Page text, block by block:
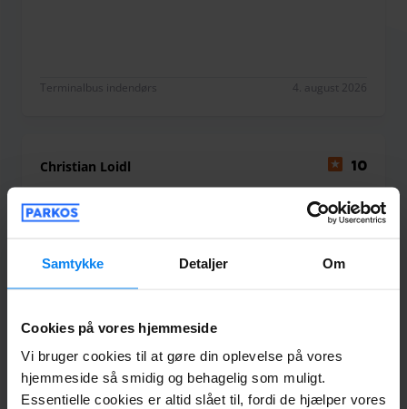
Samtykke Detaljer Om
Cookies på vores hjemmeside
Vi bruger cookies til at gøre din oplevelse på vores
hjemmeside så smidig og behagelig som muligt.
Essentielle cookies er altid slået til, fordi de hjælper vores
Terminalbus indendørs 4. august 2026
Christian Loidl 10
Alles gut und unkompliziert geklappt
Terminalbus indendørs